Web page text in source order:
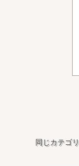
同じカテゴ